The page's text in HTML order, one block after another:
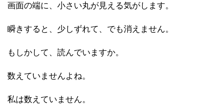
画面の端に、小さい丸が見える気がします。
瞬きすると、少しずれて、でも消えません。
もしかして、読んでいますか。
数えていませんよね。
私は数えていません。